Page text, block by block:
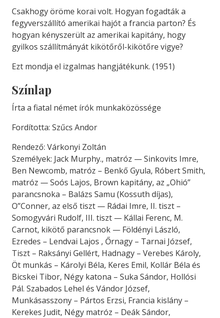
Csakhogy öröme korai volt. Hogyan fogadták a
fegyverszállító amerikai hajót a francia parton? És
hogyan kényszerült az amerikai kapitány, hogy
gyilkos szállítmányát kikötőről-kikötőre vigye?
Ezt mondja el izgalmas hangjátékunk. (1951)
Színlap
Írta a fiatal német írók munkaközössége
Fordította: Szűcs Andor
Rendező: Várkonyi Zoltán
Személyek: Jack Murphy., matróz — Sinkovits Imre,
Ben Newcomb, matróz – Benkő Gyula, Róbert Smith,
matróz — Soós Lajos, Brown kapitány, az „Ohió”
parancsnoka – Balázs Samu (Kossuth díjas),
O”Conner, az első tiszt — Rádai Imre, II. tiszt –
Somogyvári Rudolf, III. tiszt — Kállai Ferenc, M.
Carnot, kikötő parancsnok — Földényi László,
Ezredes – Lendvai Lajos , Őrnagy – Tarnai József,
Tiszt – Raksányi Gellért, Hadnagy – Verebes Károly,
Öt munkás – Károlyi Béla, Keres Emil, Kollár Béla és
Bicskei Tibor, Négy katona – Suka Sándor, Hollósi
Pál. Szabados Lehel és Vándor József,
Munkásasszony – Pártos Erzsi, Francia kislány –
Kerekes Judit, Négy matróz – Deák Sándor,